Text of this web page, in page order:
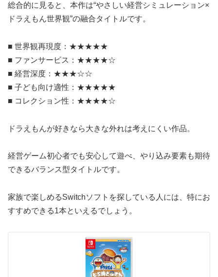
総合的に見ると、本作は“やさしい経営シミュレーション×
ドラえもん世界観”の融合タイトルです。
■ 世界観再現度：★★★★★
■ ファンサービス：★★★★☆
■ 経営深度：★★★☆☆
■ 子ども向け適性：★★★★★
■ コレクション性：★★★★☆
ドラえもんが好きなら大きな外れは考えにくい作品。
経営ゲーム初心者でも安心して遊べ、やり込み要素も期待
できるバランス型タイトルです。
家族で楽しめるSwitchソフトを探している人には、特にお
すすめできる1本といえるでしょう。